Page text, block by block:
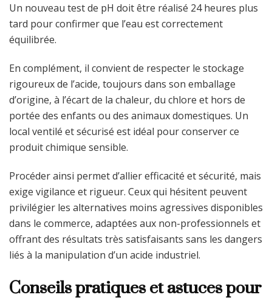
Un nouveau test de pH doit être réalisé 24 heures plus
tard pour confirmer que l’eau est correctement
équilibrée.
En complément, il convient de respecter le stockage
rigoureux de l’acide, toujours dans son emballage
d’origine, à l’écart de la chaleur, du chlore et hors de
portée des enfants ou des animaux domestiques. Un
local ventilé et sécurisé est idéal pour conserver ce
produit chimique sensible.
Procéder ainsi permet d’allier efficacité et sécurité, mais
exige vigilance et rigueur. Ceux qui hésitent peuvent
privilégier les alternatives moins agressives disponibles
dans le commerce, adaptées aux non-professionnels et
offrant des résultats très satisfaisants sans les dangers
liés à la manipulation d’un acide industriel.
Conseils pratiques et astuces pour